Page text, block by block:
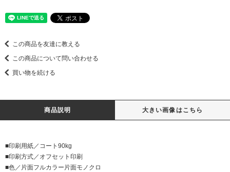
この商品を友達に教える
この商品について問い合わせる
買い物を続ける
商品説明 大きい画像はこちら
■印刷用紙／コート90kg
■印刷方式／オフセット印刷
■色／片面フルカラー片面モノクロ